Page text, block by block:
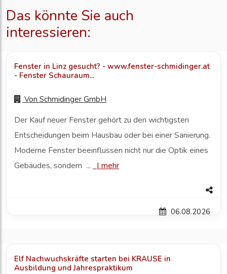
Das könnte Sie auch
interessieren:
Fenster in Linz gesucht? - www.fenster-schmidinger.at
- Fenster Schauraum...
Von Schmidinger GmbH
Der Kauf neuer Fenster gehört zu den wichtigsten
Entscheidungen beim Hausbau oder bei einer Sanierung.
Moderne Fenster beeinflussen nicht nur die Optik eines
Gebäudes, sondern ...
| mehr
06.08.2026
Elf Nachwuchskräfte starten bei KRAUSE in
Ausbildung und Jahrespraktikum